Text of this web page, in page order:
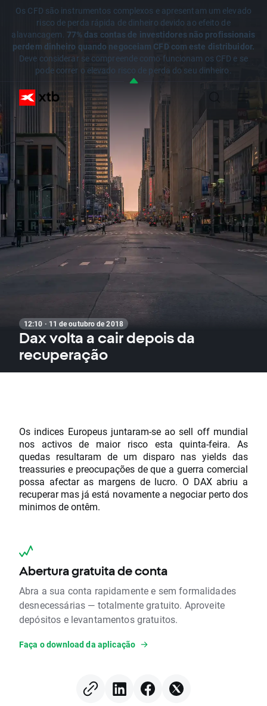
Os CFD são instrumentos complexos e apresentam um elevado
risco de perda rápida de dinheiro devido ao efeito de
alavancagem. 77% das contas de investidores não profissionais
perdem dinheiro quando negoceiam CFD com este distribuidor.
Deve considerar se compreende como funcionam os CFD e se
pode correr o elevado risco de perda do seu dinheiro.
12:10 · 11 de outubro de 2018
Dax volta a cair depois da
recuperação
Os indices Europeus juntaram-se ao sell off mundial
nos activos de maior risco esta quinta-feira. As
quedas resultaram de um disparo nas yields das
treassuries e preocupações de que a guerra comercial
possa afectar as margens de lucro. O DAX abriu a
recuperar mas já está novamente a negociar perto dos
minimos de ontêm.
Abertura gratuita de conta
Abra a sua conta rapidamente e sem formalidades
desnecessárias — totalmente gratuito. Aproveite
depósitos e levantamentos gratuitos.
Faça o download da aplicação